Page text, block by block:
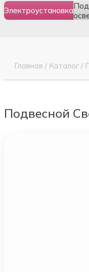
Электроустановка
Главная / Каталог /
Подвесной